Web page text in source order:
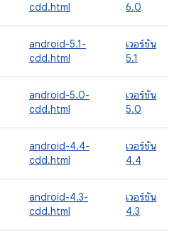
cdd.html
6.0
android-5.1-
cdd.html
เวอร์ชัน
5.1
android-5.0-
cdd.html
เวอร์ชัน
5.0
android-4.4-
cdd.html
เวอร์ชัน
4.4
android-4.3-
cdd.html
เวอร์ชัน
4.3